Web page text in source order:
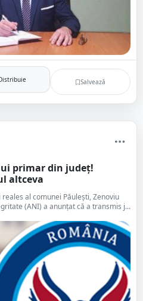
Salvează
primar din județ!
altceva
al comunei Păulești, Zenoviu
(ANI) a anunțat că a transmis j...